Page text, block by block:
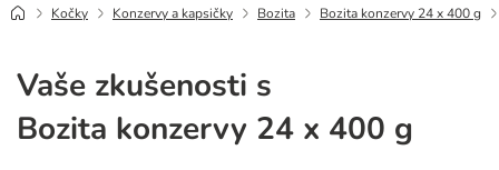
Kočky Konzervy a kapsičky Bozita Bozita konzervy 24 x 400 g
Vaše zkušenosti s
Bozita konzervy 24 x 400 g